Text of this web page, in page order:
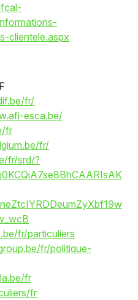
clientele.aspx
fr/
esca.be/
fr
fr/
fr/srd/?
fr/particuliers
fr/politique-
fr
fr